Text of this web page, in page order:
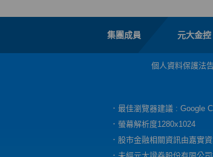
集團成員 元大金控
個人資料保護法
．最佳瀏覽器建議 : Google
．螢幕解析度1280x1024
．股市金融相關資訊由嘉實